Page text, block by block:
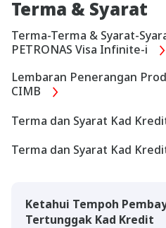
Terma & Syarat
Terma-Terma & Syarat-
PETRONAS Visa Infinite-i
Lembaran Penerangan
CIMB
Terma dan Syarat Kad
Terma dan Syarat Kad
Ketahui Tempoh
Tertunggak Kad Kredit